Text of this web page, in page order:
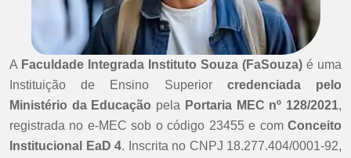
A Faculdade Integrada Instituto Souza (FaSouza) é uma
Instituição de Ensino Superior credenciada pelo
Ministério da Educação pela Portaria MEC nº 128/2021,
registrada no e-MEC sob o código 23455 e com Conceito
Institucional EaD 4. Inscrita no CNPJ 18.277.404/0001-92,